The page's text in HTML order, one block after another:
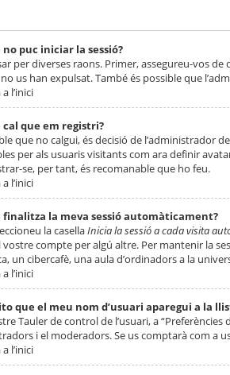
no puc iniciar la sessió?
per diverses raons. Primer, assegureu-vos
us han expulsat. També és possible que
l’inici
cal que em registri?
que no calgui, és decisió de l’administrador
per als usuaris visitants com ara definir
se, per tant, és recomanable que ho feu.
l’inici
finalitza la meva sessió automàticament?
la casellaInicia la sessió a cada visita
vostre compte per algú altre. Per mantenir la
un cibercafè, una aula d’ordinadors a la
l’inici
que el meu nom d’usuari aparegui a la
Tauler de control de l’usuari, a
i el moderadors. Se us comptarà com a
l’inici